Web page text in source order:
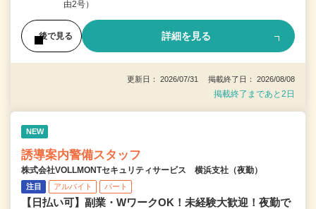
由2号）
後で見る 詳細を見る
更新日： 2026/07/31 掲載終了日： 2026/08/08
掲載終了まであと2日
NEW
誘導案内警備スタッフ
株式会社VOLLMONTセキュリティサービス 横浜支社（夜勤）
注目 アルバイト パート
【日払い可】副業・WワークOK！未経験大歓迎！夜勤で